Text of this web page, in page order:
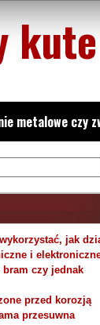
metalowe czy
jak
i
czy jednak
przed korozją
przesuwna